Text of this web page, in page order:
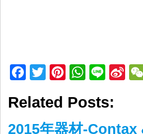
Facebook
TwitterPinterestLine
Related Posts:
2015年器材-Contax